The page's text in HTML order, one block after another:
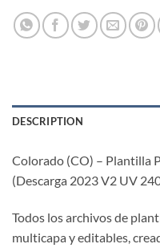
DESCRIPTION
Colorado (CO) – Plantilla
(Descarga 2023 V2 UV
Todos los archivos de
multicapa y editables,